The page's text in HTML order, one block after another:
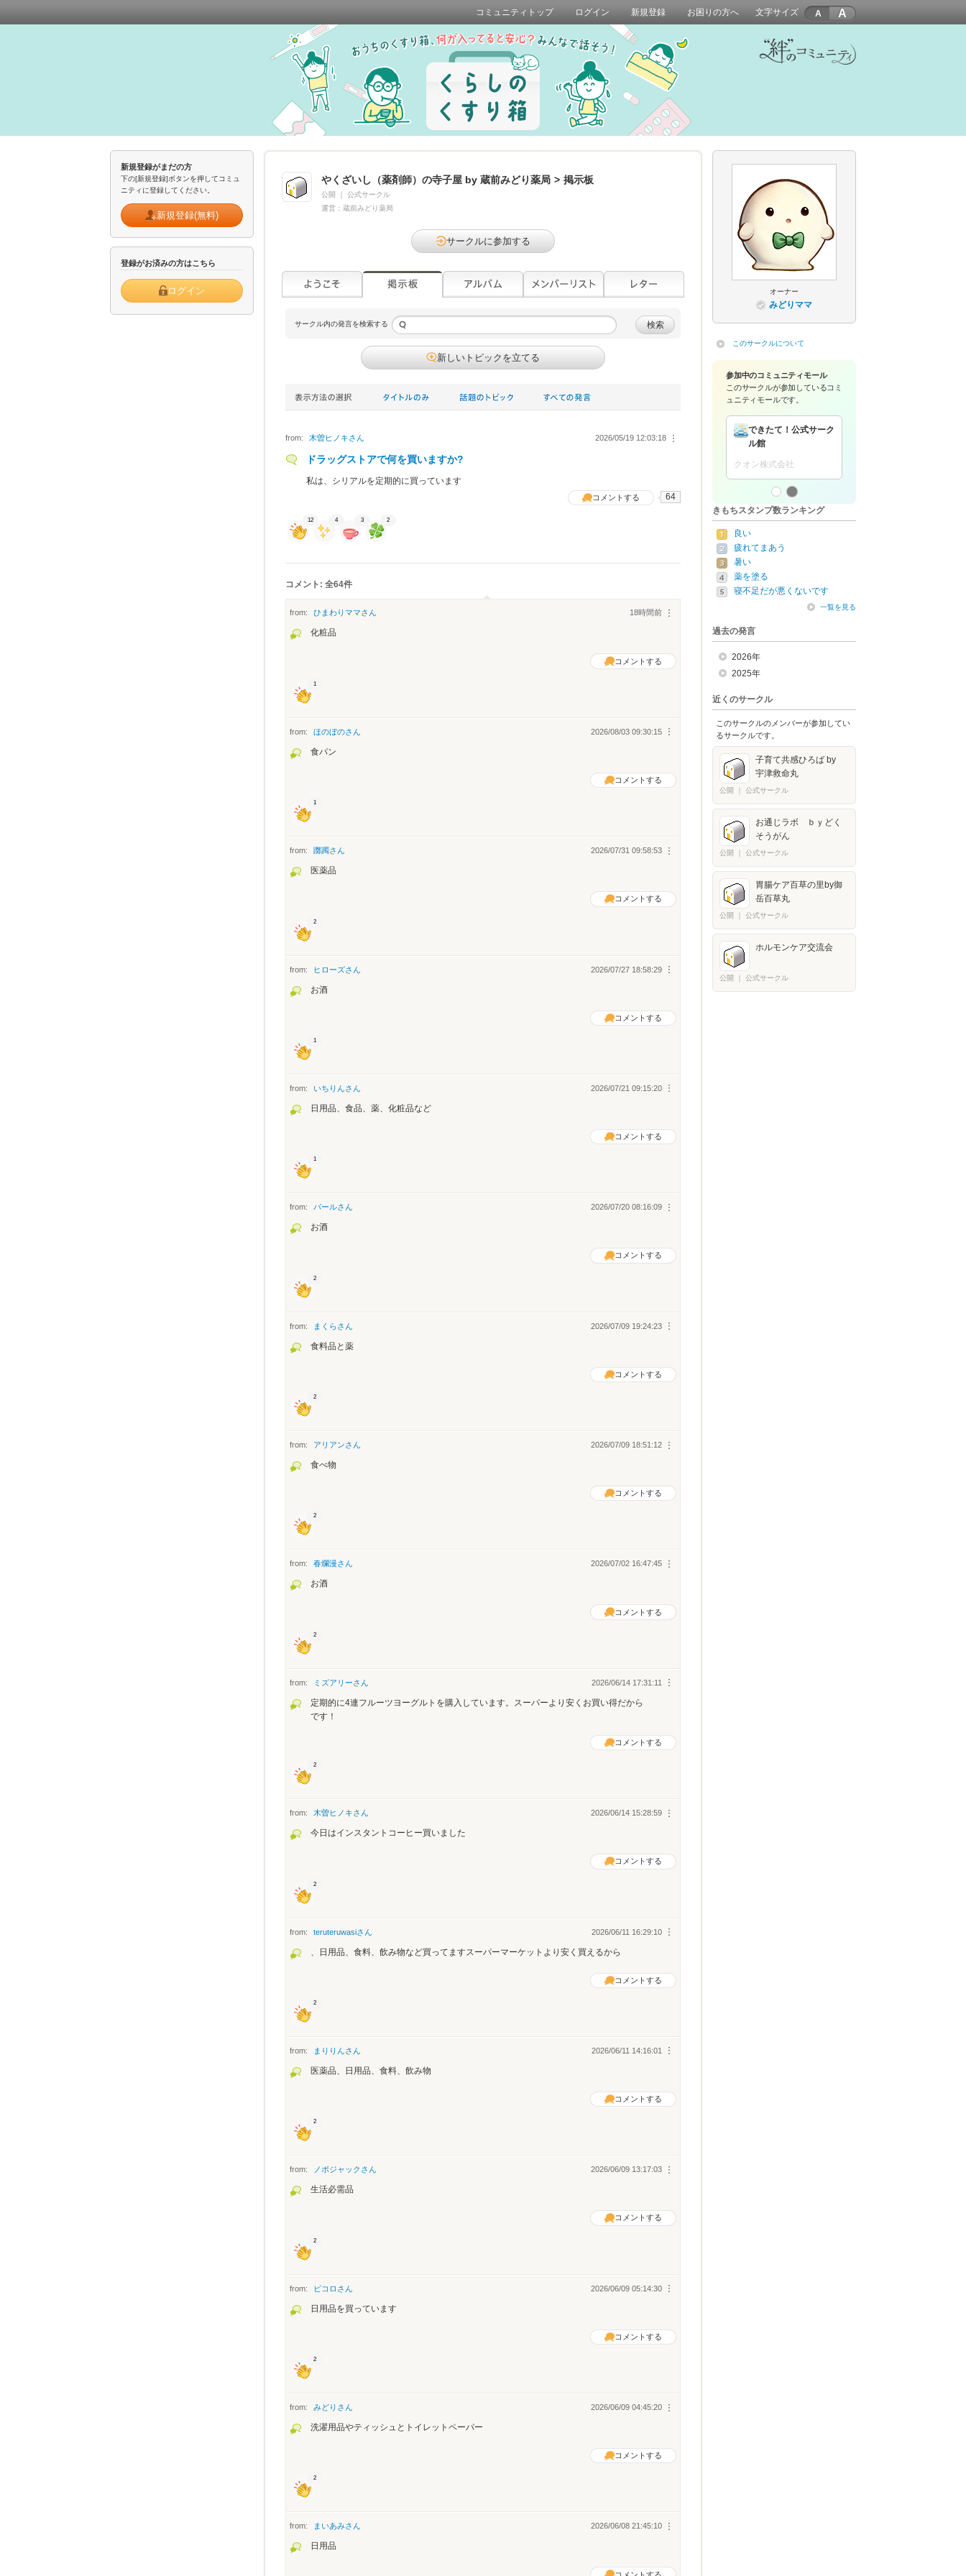
コミュニティトップ ログイン 新規登録 お困りの方へ 文字サイズ A
新規登録がまだの方
下の[新規登録]ボタンを押してコミュ
ニティに登録してください。
新規登録(無料)
登録がお済みの方はこちら
ログイン
やくざいし（薬剤師）の寺子屋 by 蔵前みどり薬局 > 掲示板
公開
公式サークル
運営： 蔵前みどり薬局
サークルに参加する
サークル内の発言を検索する 検索
新しいトピックを立てる
from: 木曽ヒノキさん ︙
2026/05/19 12:03:18
ドラッグストアで何を買いますか?
私は、シリアルを定期的に買っています
コメントする 64
12 4 3 2
コメント: 全64件
from: ひまわりママさん ︙
18時間前
化粧品
コメントする
1
from: ほのぼのさん ︙
2026/08/03 09:30:15
食パン
コメントする
1
from: 躑躅さん ︙
2026/07/31 09:58:53
医薬品
コメントする
2
from: ヒローズさん ︙
2026/07/27 18:58:29
お酒
コメントする
1
from: いちりんさん ︙
2026/07/21 09:15:20
日用品、食品、薬、化粧品など
コメントする
1
from: パールさん ︙
2026/07/20 08:16:09
お酒
コメントする
2
from: まくらさん ︙
2026/07/09 19:24:23
食料品と薬
コメントする
2
from: アリアンさん ︙
2026/07/09 18:51:12
食べ物
コメントする
2
from: 春爛漫さん ︙
2026/07/02 16:47:45
お酒
コメントする
2
from: ミズアリーさん ︙
2026/06/14 17:31:11
定期的に4連フルーツヨーグルトを購入しています。スーパーより安くお買い得だから
です！
コメントする
2
from: 木曽ヒノキさん ︙
2026/06/14 15:28:59
今日はインスタントコーヒー買いました
コメントする
2
from: teruteruwasiさん ︙
2026/06/11 16:29:10
、日用品、食料、飲み物など買ってますスーパーマーケットより安く買えるから
コメントする
2
from: まりりんさん ︙
2026/06/11 14:16:01
医薬品、日用品、食料、飲み物
コメントする
2
from: ノボジャック さん ︙
2026/06/09 13:17:03
生活必需品
コメントする
2
from: ピコロ さん ︙
2026/06/09 05:14:30
日用品を買っています
コメントする
2
from: みどり さん ︙
2026/06/09 04:45:20
洗濯用品やティッシュとトイレットペーパー
コメントする
2
from: まいあみさん ︙
2026/06/08 21:45:10
日用品
コメントする
オーナー
みどりママ
このサークルについて
参加中のコミュニティモール
このサークルが参加しているコミ
ュニティモールです。
くらしのくすり箱
きもちスタンプ数ランキング
良い
疲れてまあう
暑い
薬を塗る
寝不足だが悪くないです
一覧を見る
過去の発言
2026年
2025年
近くのサークル
このサークルのメンバーが参加してい
るサークルです。
子育て共感ひろば by
宇津救命丸
公開 公式サークル
お通じラボ ｂｙどく
そうがん
公開 公式サークル
胃腸ケア百草の里by御
岳百草丸
公開 公式サークル
ホルモンケア交流会
公開 公式サークル